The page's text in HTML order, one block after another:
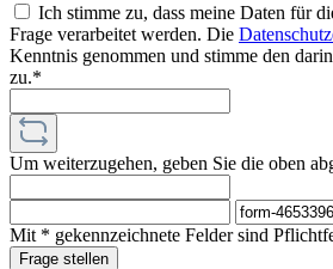
Ich stimme zu, dass meine Daten für
Frage verarbeitet werden. Die
Kenntnis genommen und stimme den
zu.*
Um weiterzugehen, geben Sie die oben
Mit * gekennzeichnete Felder sind
Frage stellen